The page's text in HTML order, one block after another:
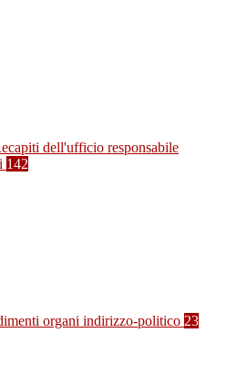
dell'ufficio responsabile
142
organi indirizzo-politico 23